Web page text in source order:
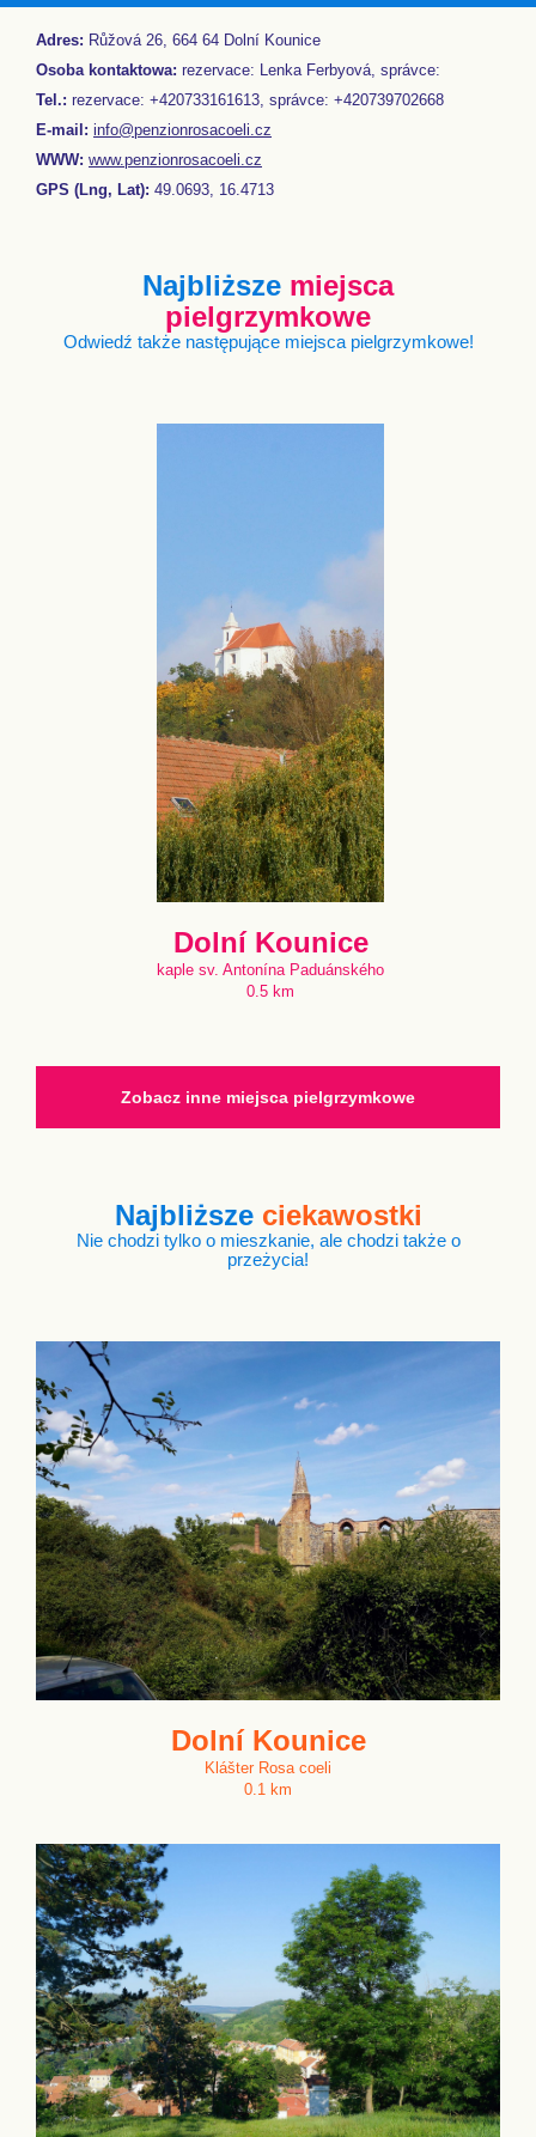
Adres: Růžová 26, 664 64 Dolní Kounice
Osoba kontaktowa: rezervace: Lenka Ferbyová, správce:
Tel.: rezervace: +420733161613, správce: +420739702668
E-mail: info@penzionrosacoeli.cz
WWW: www.penzionrosacoeli.cz
GPS (Lng, Lat): 49.0693, 16.4713
Najbliższe miejsca
pielgrzymkowe
Odwiedź także następujące miejsca pielgrzymkowe!
Dolní Kounice
kaple sv. Antonína Paduánského
0.5 km
Zobacz inne miejsca pielgrzymkowe
Najbliższe ciekawostki
Nie chodzi tylko o mieszkanie, ale chodzi także o
przeżycia!
Dolní Kounice
Klášter Rosa coeli
0.1 km